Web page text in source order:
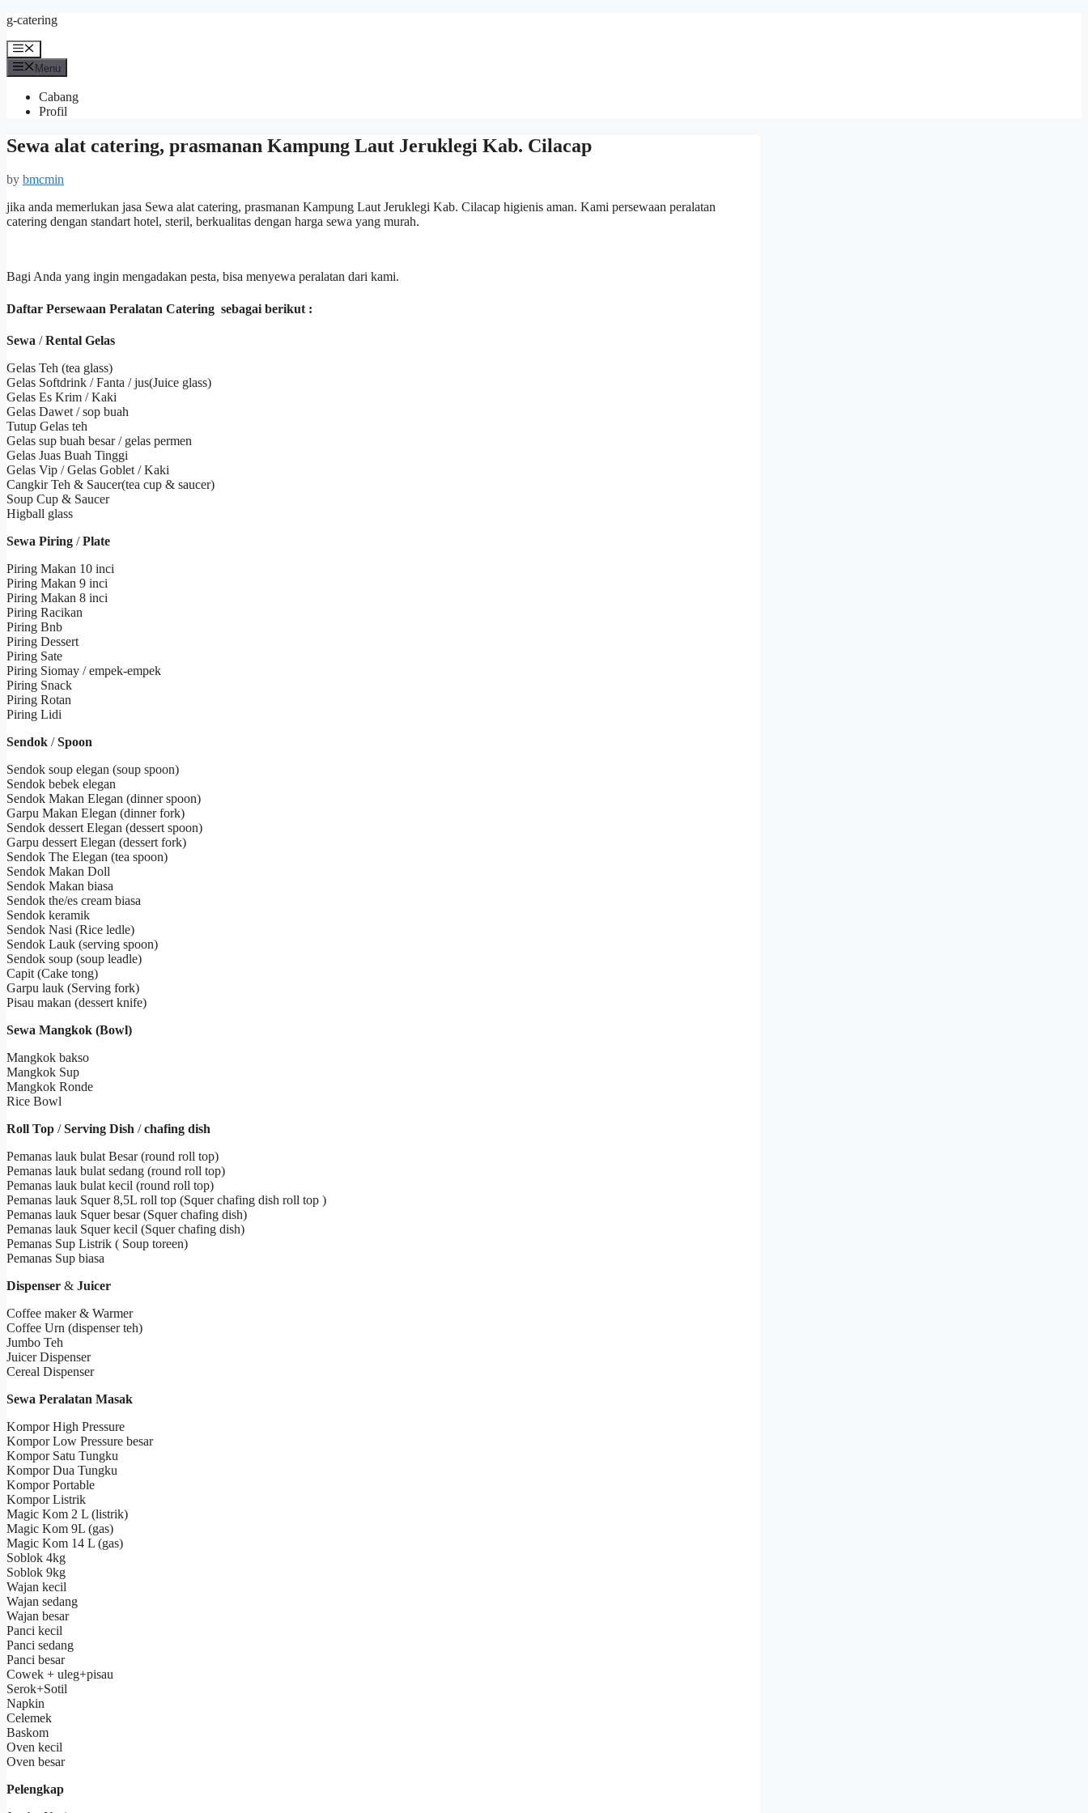
Skip
content
g-catering
Menu
Menu
Cabang
Profil
Sewa alat catering, prasmanan Kampung Laut Jeruklegi Kab. Cilacap
by bmcmin
jika anda memerlukan jasa Sewa alat catering, prasmanan Kampung Laut Jeruklegi Kab. Cilacap higienis aman. Kami persewaan peralatan
catering dengan standart hotel, steril, berkualitas dengan harga sewa yang murah.
Bagi Anda yang ingin mengadakan pesta, bisa menyewa peralatan dari kami.
Daftar Persewaan Peralatan Catering sebagai berikut :
Sewa /Rental Gelas
Gelas Teh (tea glass)
Gelas Softdrink / Fanta / jus(Juice glass)
Gelas Es Krim / Kaki
Gelas Dawet / sop buah
Tutup Gelas teh
Gelas sup buah besar / gelas permen
Gelas Juas Buah Tinggi
Gelas Vip / Gelas Goblet / Kaki
Cangkir Teh & Saucer(tea cup & saucer)
Soup Cup & Saucer
Higball glass
Sewa Piring /Plate
Piring Makan 10 inci
Piring Makan 9 inci
Piring Makan 8 inci
Piring Racikan
Piring Bnb
Piring Dessert
Piring Sate
Piring Siomay / empek-empek
Piring Snack
Piring Rotan
Piring Lidi
Sendok /Spoon
Sendok soup elegan (soup spoon)
Sendok bebek elegan
Sendok Makan Elegan (dinner spoon)
Garpu Makan Elegan (dinner fork)
Sendok dessert Elegan (dessert spoon)
Garpu dessert Elegan (dessert fork)
Sendok The Elegan (tea spoon)
Sendok Makan Doll
Sendok Makan biasa
Sendok the/es cream biasa
Sendok keramik
Sendok Nasi (Rice ledle)
Sendok Lauk (serving spoon)
Sendok soup (soup leadle)
Capit (Cake tong)
Garpu lauk (Serving fork)
Pisau makan (dessert knife)
Sewa Mangkok (Bowl)
Mangkok bakso
Mangkok Sup
Mangkok Ronde
Rice Bowl
Roll Top /Serving Dish /chafing dish
Pemanas lauk bulat Besar (round roll top)
Pemanas lauk bulat sedang (round roll top)
Pemanas lauk bulat kecil (round roll top)
Pemanas lauk Squer 8,5L roll top (Squer chafing dish roll top )
Pemanas lauk Squer besar (Squer chafing dish)
Pemanas lauk Squer kecil (Squer chafing dish)
Pemanas Sup Listrik ( Soup toreen)
Pemanas Sup biasa
Dispenser & Juicer
Coffee maker & Warmer
Coffee Urn (dispenser teh)
Jumbo Teh
Juicer Dispenser
Cereal Dispenser
Sewa Peralatan Masak
Kompor High Pressure
Kompor Low Pressure besar
Kompor Satu Tungku
Kompor Dua Tungku
Kompor Portable
Kompor Listrik
Magic Kom 2 L (listrik)
Magic Kom 9L (gas)
Magic Kom 14 L (gas)
Soblok 4kg
Soblok 9kg
Wajan kecil
Wajan sedang
Wajan besar
Panci kecil
Panci sedang
Panci besar
Cowek + uleg+pisau
Serok+Sotil
Napkin
Celemek
Baskom
Oven kecil
Oven besar
Pelengkap